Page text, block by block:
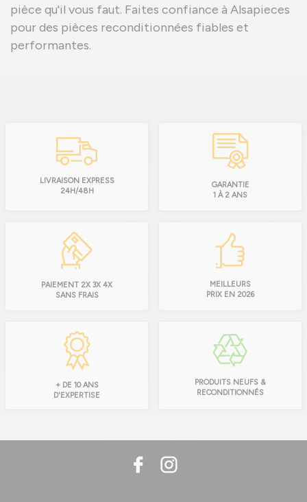
pièce qu'il vous faut. Faites confiance à Alsapieces
pour des pièces reconditionnées fiables et
performantes.
LIVRAISON EXPRESS
24H/48H
GARANTIE
1 À 2 ANS
PAIEMENT 2X 3X 4X
SANS FRAIS
MEILLEURS
PRIX EN 2026
+ DE 10 ANS
D'EXPERTISE
PRODUITS NEUFS &
RECONDITIONNÉS